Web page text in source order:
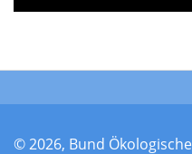
© 2026, Bund